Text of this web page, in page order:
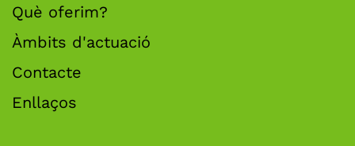
Què oferim?
Àmbits d'actuació
Contacte
Enllaços